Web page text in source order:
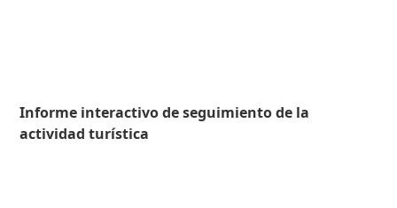
Informe interactivo de seguimiento de la
actividad turística